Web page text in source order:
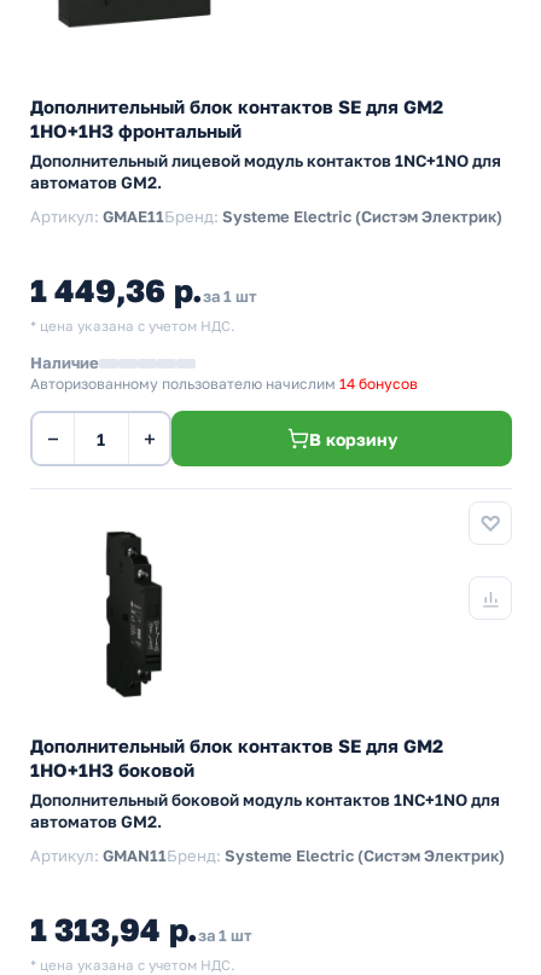
Дополнительный блок контактов SE для GM2
1НО+1НЗ фронтальный
Дополнительный лицевой модуль контактов 1NC+1NO для
автоматов GM2.
Артикул: GMAE11Бренд: Systeme Electric (Систэм Электрик)
1 449,36 р.за 1 шт
* цена указана с учетом НДС.
Наличие
Авторизованному пользователю начислим 14 бонусов
− + В корзину
Дополнительный блок контактов SE для GM2
1НО+1НЗ боковой
Дополнительный боковой модуль контактов 1NC+1NO для
автоматов GM2.
Артикул: GMAN11Бренд: Systeme Electric (Систэм Электрик)
1 313,94 р.за 1 шт
* цена указана с учетом НДС.